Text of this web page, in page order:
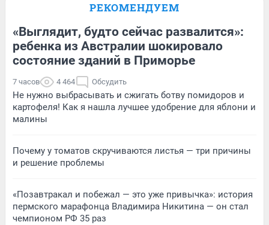
РЕКОМЕНДУЕМ
«Выглядит, будто сейчас развалится»:
ребенка из Австралии шокировало
состояние зданий в Приморье
7 часов 4 464 Обсудить
Не нужно выбрасывать и сжигать ботву помидоров и
картофеля! Как я нашла лучшее удобрение для яблони и
малины
Почему у томатов скручиваются листья — три причины
и решение проблемы
«Позавтракал и побежал — это уже привычка»: история
пермского марафонца Владимира Никитина — он стал
чемпионом РФ 35 раз